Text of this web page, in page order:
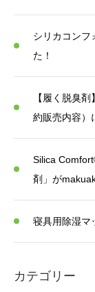
シリカコンフ
た！
【履く脱臭
約販売内容）
Silica
剤」が
寝具用除湿マ
カテゴリー